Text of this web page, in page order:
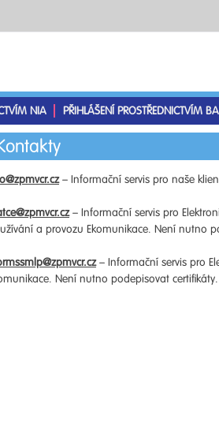
NIA PŘIHLÁŠENÍ PROSTŘEDNICTVÍM
– Informační servis pro naše
– Informační servis pro
a provozu Ekomunikace. Není nutno
– Informační servis pro
Není nutno podepisovat certifikáty.